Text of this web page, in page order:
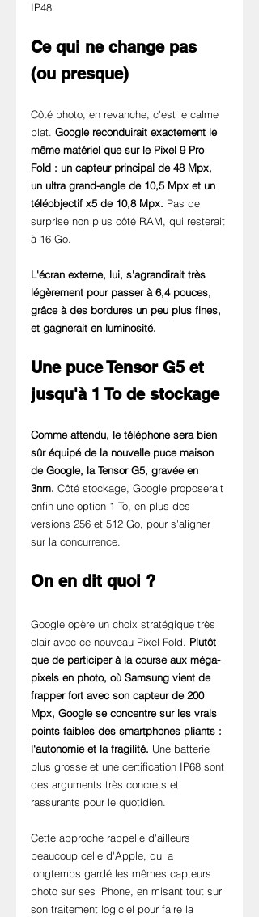
IP48.
Ce qui ne change pas
(ou presque)
Côté photo, en revanche, c'est le calme
plat. Google reconduirait exactement le
même matériel que sur le Pixel 9 Pro
Fold : un capteur principal de 48 Mpx,
un ultra grand-angle de 10,5 Mpx et un
téléobjectif x5 de 10,8 Mpx. Pas de
surprise non plus côté RAM, qui resterait
à 16 Go.
L'écran externe, lui, s'agrandirait très
légèrement pour passer à 6,4 pouces,
grâce à des bordures un peu plus fines,
et gagnerait en luminosité.
Une puce Tensor G5 et
jusqu'à 1 To de stockage
Comme attendu, le téléphone sera bien
sûr équipé de la nouvelle puce maison
de Google, la Tensor G5, gravée en
3nm. Côté stockage, Google proposerait
enfin une option 1 To, en plus des
versions 256 et 512 Go, pour s'aligner
sur la concurrence.
On en dit quoi ?
Google opère un choix stratégique très
clair avec ce nouveau Pixel Fold. Plutôt
que de participer à la course aux méga-
pixels en photo, où Samsung vient de
frapper fort avec son capteur de 200
Mpx, Google se concentre sur les vrais
points faibles des smartphones pliants :
l'autonomie et la fragilité. Une batterie
plus grosse et une certification IP68 sont
des arguments très concrets et
rassurants pour le quotidien.
Cette approche rappelle d'ailleurs
beaucoup celle d'Apple, qui a
longtemps gardé les mêmes capteurs
photo sur ses iPhone, en misant tout sur
son traitement logiciel pour faire la